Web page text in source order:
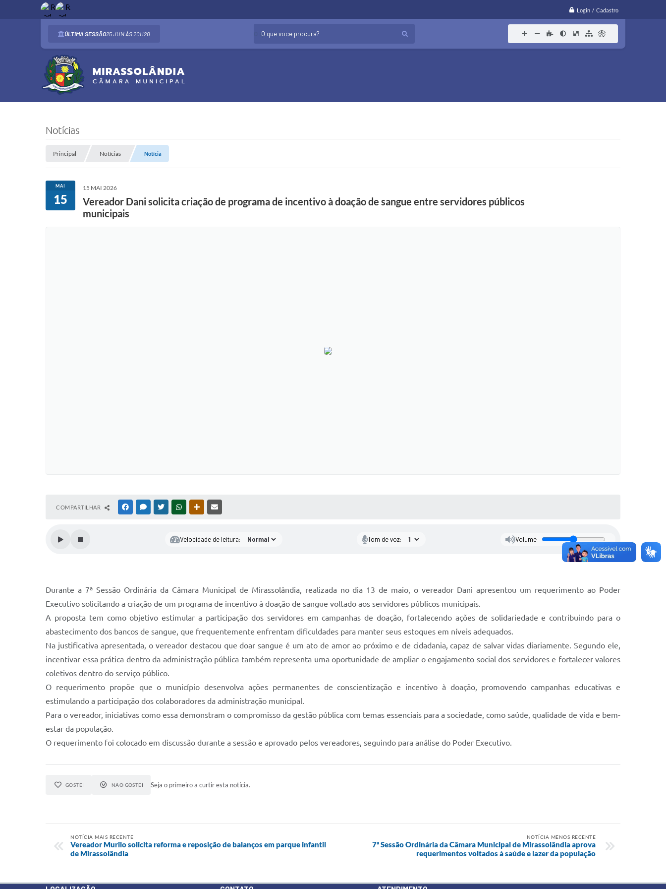
Login / Cadastro
ÚLTIMA SESSÃO25 JUN 20H20 O que voce procura?
Notícias
Principal Notícias Notícia
MAI
15
15 MAI 2026
Vereador Dani solicita criação de programa de incentivo à doação de sangue entre servidores públicos
municipais
COMPARTILHAR FACEBOOKMESSENGER
TWITTERWHATSAPPOUTRAS MÍDIAS
Velocidade de leitura: Tom de voz: Volume
Durante a 7ª Sessão Ordinária da Câmara Municipal de Mirassolândia, realizada no dia 13 de maio, o vereador Dani apresentou um requerimento ao Poder
Executivo solicitando a criação de um programa de incentivo à doação de sangue voltado aos servidores públicos municipais.
A proposta tem como objetivo estimular a participação dos servidores em campanhas de doação, fortalecendo ações de solidariedade e contribuindo para o
abastecimento dos bancos de sangue, que frequentemente enfrentam dificuldades para manter seus estoques em níveis adequados.
Na justificativa apresentada, o vereador destacou que doar sangue é um ato de amor ao próximo e de cidadania, capaz de salvar vidas diariamente. Segundo ele,
incentivar essa prática dentro da administração pública também representa uma oportunidade de ampliar o engajamento social dos servidores e fortalecer valores
coletivos dentro do serviço público.
O requerimento propõe que o município desenvolva ações permanentes de conscientização e incentivo à doação, promovendo campanhas educativas e
estimulando a participação dos colaboradores da administração municipal.
Para o vereador, iniciativas como essa demonstram o compromisso da gestão pública com temas essenciais para a sociedade, como saúde, qualidade de vida e bem-
estar da população.
O requerimento foi colocado em discussão durante a sessão e aprovado pelos vereadores, seguindo para análise do Poder Executivo.
GOSTEI NÃO GOSTEI Seja o primeiro a curtir esta notícia.
NOTÍCIA MAIS RECENTE
Vereador Murilo solicita reforma e reposição de balanços em parque infantil
de Mirassolândia
NOTÍCIA MENOS RECENTE
7ª Sessão Ordinária da Câmara Municipal de Mirassolândia aprova
requerimentos voltados à saúde e lazer da população